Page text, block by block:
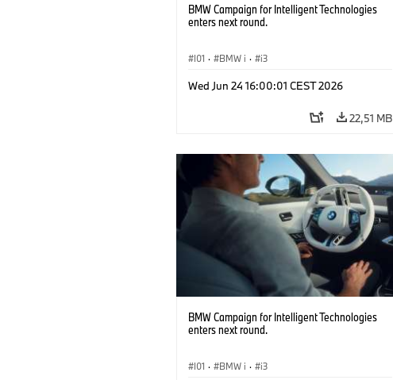
BMW Campaign for Intelligent Technologies
enters next round.
I01 · BMW i · i3
Wed Jun 24 16:00:01 CEST 2026
22,51 MB
BMW Campaign for Intelligent Technologies
enters next round.
I01 · BMW i · i3